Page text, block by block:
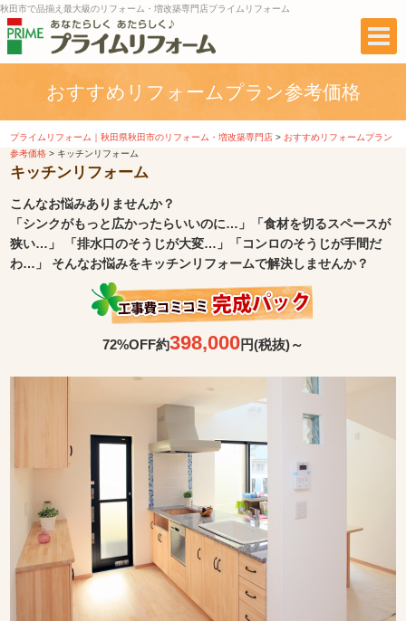
秋田市で品揃え最大級のリフォーム・増改築専門店プライムリフォーム
おすすめリフォームプラン参考価格
プライムリフォーム｜秋田県秋田市のリフォーム・増改築専門店 > おすすめリフォームプラン
参考価格 > キッチンリフォーム
キッチンリフォーム
こんなお悩みありませんか？
「シンクがもっと広かったらいいのに…」「食材を切るスペースが
狭い…」 「排水口のそうじが大変…」「コンロのそうじが手間だ
わ…」 そんなお悩みをキッチンリフォームで解決しませんか？
72%OFF約398,000円(税抜)～